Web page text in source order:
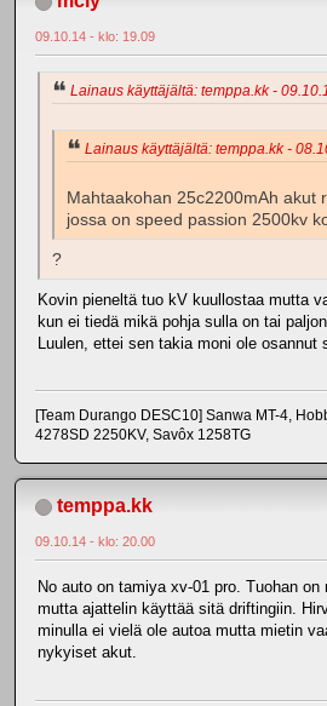
09.10.14 - klo: 19.09
Lainaus käyttäjältä: temppa.kk -
Lainaus käyttäjältä: temppa.kk -
Mahtaakohan 25c2200mAh akut
jossa on speed passion 2500kv
?
Kovin pieneltä tuo kV kuullostaa mutta
kun ei tiedä mikä pohja sulla on tai
Luulen, ettei sen takia moni ole osannut
[Team Durango DESC10] Sanwa MT-4,
4278SD 2250KV, Savôx 1258TG
temppa.kk
09.10.14 - klo: 20.00
No auto on tamiya xv-01 pro. Tuohan
mutta ajattelin käyttää sitä driftingiin.
minulla ei vielä ole autoa mutta mietin
nykyiset akut.